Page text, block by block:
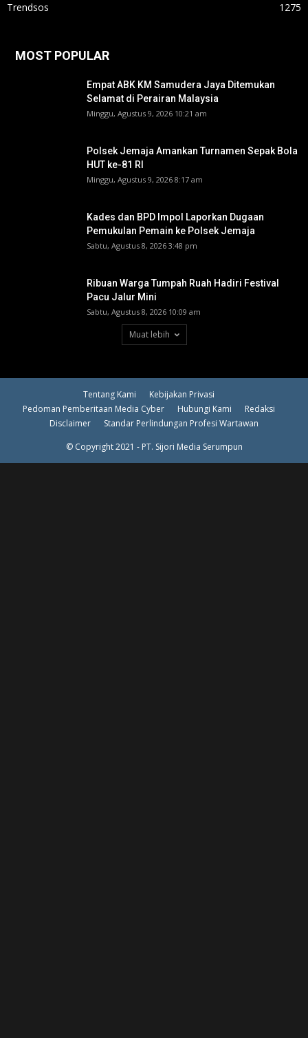
Trendsos
1275
MOST POPULAR
Empat ABK KM Samudera Jaya Ditemukan
Selamat di Perairan Malaysia
Minggu, Agustus 9, 2026 10:21 am
Polsek Jemaja Amankan Turnamen Sepak Bola
HUT ke-81 RI ‎
Minggu, Agustus 9, 2026 8:17 am
Kades dan BPD Impol Laporkan Dugaan
Pemukulan Pemain ke Polsek Jemaja
Sabtu, Agustus 8, 2026 3:48 pm
Ribuan Warga Tumpah Ruah Hadiri Festival
Pacu Jalur Mini
Sabtu, Agustus 8, 2026 10:09 am
Muat lebih
Tentang Kami
Kebijakan Privasi
Pedoman Pemberitaan Media Cyber
Hubungi Kami
Redaksi
Disclaimer
Standar Perlindungan Profesi Wartawan
© Copyright 2021 - PT. Sijori Media Serumpun